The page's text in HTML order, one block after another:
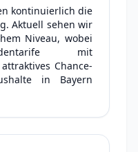
kontinuierlich die
Aktuell sehen wir
Niveau, wobei
mit
Chance-
in Bayern